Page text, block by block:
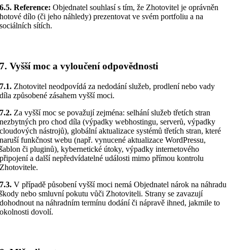
6.5. Reference: Objednatel souhlasí s tím, že Zhotovitel je oprávněn
hotové dílo (či jeho náhledy) prezentovat ve svém portfoliu a na
sociálních sítích.
7. Vyšší moc a vyloučení odpovědnosti
7.1. Zhotovitel neodpovídá za nedodání služeb, prodlení nebo vady
díla způsobené zásahem vyšší moci.
7.2. Za vyšší moc se považují zejména: selhání služeb třetích stran
nezbytných pro chod díla (výpadky webhostingu, serverů, výpadky
cloudových nástrojů), globální aktualizace systémů třetích stran, které
naruší funkčnost webu (např. vynucené aktualizace WordPressu,
šablon či pluginů), kybernetické útoky, výpadky internetového
připojení a další nepředvídatelné události mimo přímou kontrolu
Zhotovitele.
7.3. V případě působení vyšší moci nemá Objednatel nárok na náhradu
škody nebo smluvní pokutu vůči Zhotoviteli. Strany se zavazují
dohodnout na náhradním termínu dodání či nápravě ihned, jakmile to
okolnosti dovolí.